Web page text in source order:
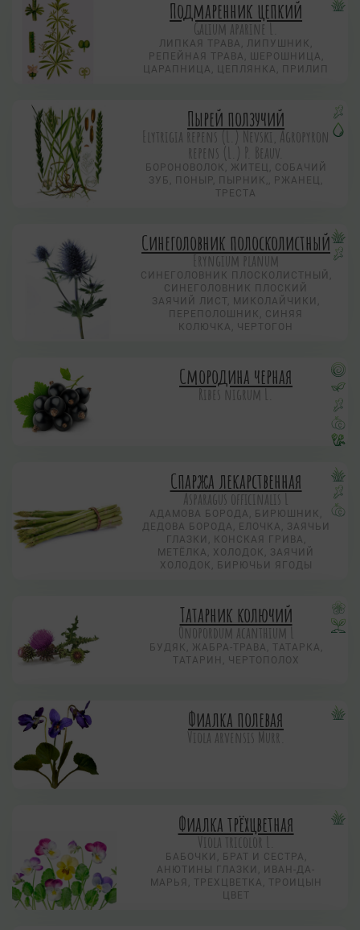
Подмаренник цепкий
Galium aparine L.
ЛИПКАЯ ТРАВА, ЛИПУШНИК,
РЕПЕЙНАЯ ТРАВА, ШЕРОШНИЦА,
ЦАРАПНИЦА, ЦЕПЛЯНКА, ПРИЛИП
Пырей ползучий
Elytrigia repens (L.) Nevski, Agropyron
repens (L.) P. Beauv.
БОРОНОВОЛОК, ЖИТЕЦ, СОБАЧИЙ
ЗУБ, ПОНЫР, ПЫРНИК,, РЖАНЕЦ,
ТРЕСТА
Синеголовник полосколистный
Eryngium planum
СИНЕГОЛОВНИК ПЛОСКОЛИСТНЫЙ,
СИНЕГОЛОВНИК ПЛОСКИЙ
ЗАЯЧИЙ ЛИСТ, МИКОЛАЙЧИКИ,
ПЕРЕПОЛОШНИК, СИНЯЯ
КОЛЮЧКА, ЧЕРТОГОН
Смородина черная
Ribes nigrum L.
Спаржа лекарственная
Asparagus officinalis L
АДАМОВА БОРОДА, БИРЮШНИК,
ДЕДОВА БОРОДА, ЕЛОЧКА, ЗАЯЧЬИ
ГЛАЗКИ, КОНСКАЯ ГРИВА,
МЕТЁЛКА, ХОЛОДОК, ЗАЯЧИЙ
ХОЛОДОК, БИРЮЧЬИ ЯГОДЫ
Татарник колючий
Onopordum acanthium L
БУДЯК, ЖАБРА-ТРАВА, ТАТАРКА,
ТАТАРИН, ЧЕРТОПОЛОХ
Фиалка полевая
Viola arvensis Murr.
Фиалка трёхцветная
Viola tricolor L.
БАБОЧКИ, БРАТ И СЕСТРА,
АНЮТИНЫ ГЛАЗКИ, ИВАН-ДА-
МАРЬЯ, ТРЕХЦВЕТКА, ТРОИЦЫН
ЦВЕТ